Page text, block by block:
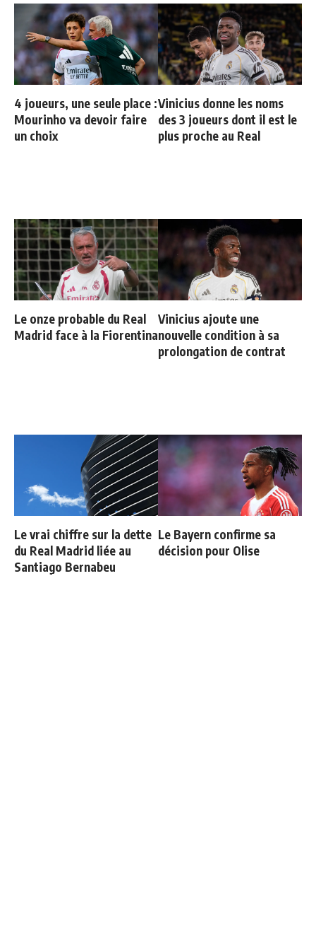
4 joueurs, une seule place :
Mourinho va devoir faire
un choix
Vinicius donne les noms
des 3 joueurs dont il est le
plus proche au Real
Le onze probable du Real
Madrid face à la Fiorentina
Vinicius ajoute une
nouvelle condition à sa
prolongation de contrat
Le vrai chiffre sur la dette
du Real Madrid liée au
Santiago Bernabeu
Le Bayern confirme sa
décision pour Olise